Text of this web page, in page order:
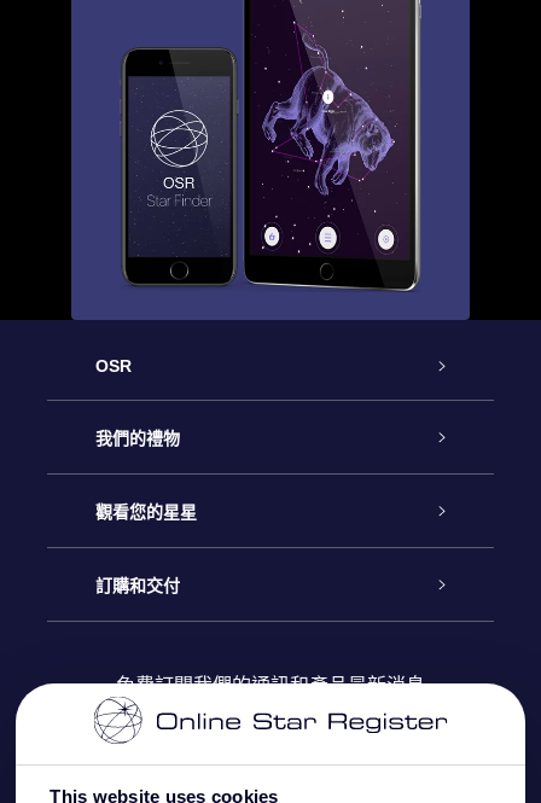
This website uses cookies
OSR
客戶服務
聯繫我們
博客
評論
我們的禮物
Online Star禮物
OSR禮物包
OSR 禮物卡
觀看您的星星
星星注册
個性化的Star Page
One Million Stars
訂購和交付
付款資訊
免費訂閱我們的通訊和產品最新消息